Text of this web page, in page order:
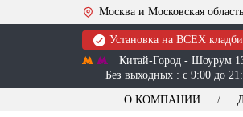
Москва и Московская область
Установка на ВСЕХ
Китай-Город - Шоурум
Без выходных : с 9:00 до
О КОМПАНИИ